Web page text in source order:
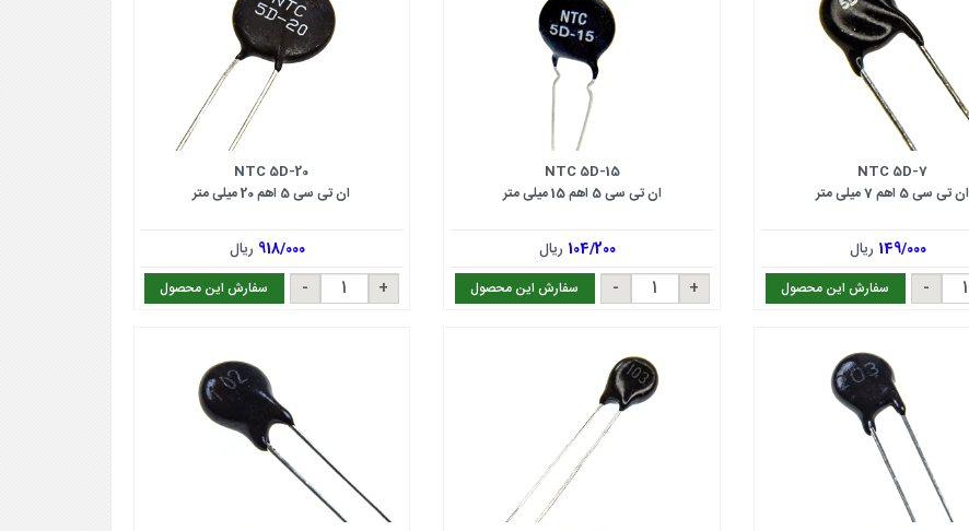
NTC 5D-7
ان تی سی 5 اهم 7 میلی متر
149/000 ریال
سفارش این محصول
NTC 5D-15
ان تی سی 5 اهم 15 میلی متر
104/200 ریال
سفارش این محصول
NTC 5D-20
ان تی سی 5 اهم 20 میلی متر
918/000 ریال
سفارش این محصول